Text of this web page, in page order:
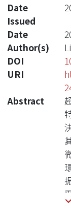
Date
Issued
Date
Author(s)
DOI
URI
Abstract